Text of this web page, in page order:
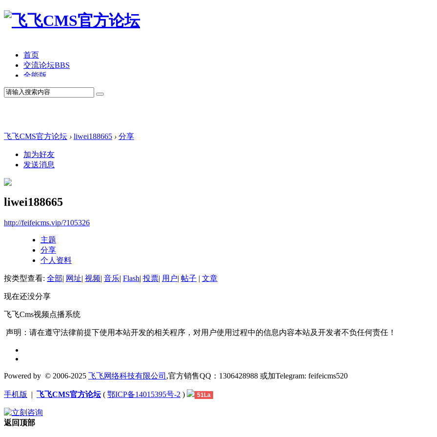
首页
交流论坛BBS
全能版
TV版
产品价格
飞飞CMS官方论坛 › liwei188665 › 分享
加为好友
发送消息
liwei188665
http://feifeicms.vip/?105326
主题
分享
个人资料
按类型查看: 全部| 网址| 视频| 音乐| Flash| 投票| 用户| 帖子 | 文章
现在还没分享
飞飞Cms视频点播系统
声明：请在遵守法律前提下使用本站开发的相关程序，对用户使用过程中的信息内容本站及开发者不负任何责任！
Powered by © 2006-2025 飞飞网络科技有限公司 ,官方销售QQ：1306428988 或加Telegram: feifeicms520
手机版 | 飞飞CMS官方论坛( 鄂ICP备14015395号-2 ) 51La
返回顶部